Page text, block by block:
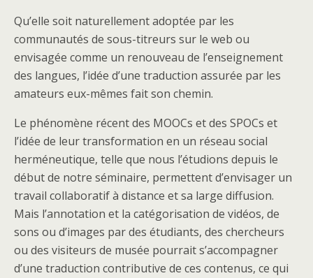
Qu’elle soit naturellement adoptée par les
communautés de sous-titreurs sur le web ou
envisagée comme un renouveau de l’enseignement
des langues, l’idée d’une traduction assurée par les
amateurs eux-mêmes fait son chemin.
Le phénomène récent des MOOCs et des SPOCs et
l’idée de leur transformation en un réseau social
herméneutique, telle que nous l’étudions depuis le
début de notre séminaire, permettent d’envisager un
travail collaboratif à distance et sa large diffusion.
Mais l’annotation et la catégorisation de vidéos, de
sons ou d’images par des étudiants, des chercheurs
ou des visiteurs de musée pourrait s’accompagner
d’une traduction contributive de ces contenus, ce qui